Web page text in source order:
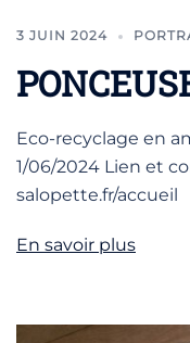
3 JUIN 2024
Eco-recyclage en
1/06/2024 Lien et
salopette.fr/accueil
En savoir plus